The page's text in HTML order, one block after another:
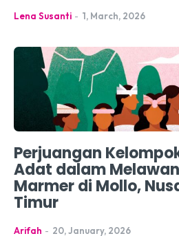
Lena Susanti - 1, March, 2026
Perjuangan
Adat dalam
Marmer di Mollo,
Timur
Arifah - 20, January, 2026